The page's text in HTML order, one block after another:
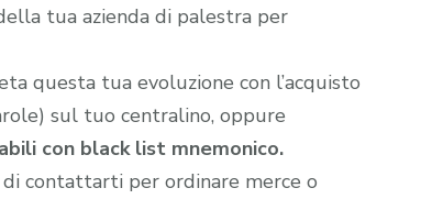
tua azienda di palestra per
questa tua evoluzione con l’acquisto
sul tuo centralino, oppure
con black list mnemonico.
contattarti per ordinare merce o